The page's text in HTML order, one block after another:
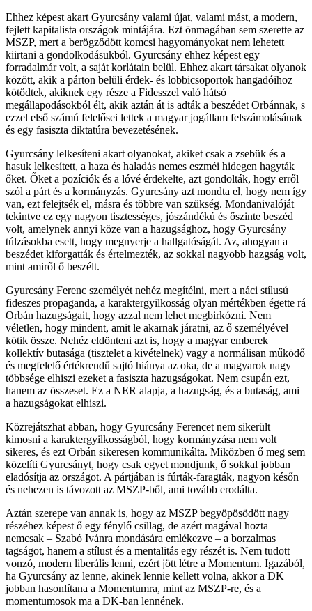
Ehhez képest akart Gyurcsány valami újat, valami mást, a modern,
fejlett kapitalista országok mintájára. Ezt önmagában sem szerette az
MSZP, mert a berögződött komcsi hagyományokat nem lehetett
kiirtani a gondolkodásukból. Gyurcsány ehhez képest egy
forradalmár volt, a saját korlátain belül. Ehhez akart társakat olyanok
között, akik a párton belüli érdek- és lobbicsoportok hangadóihoz
kötődtek, akiknek egy része a Fidesszel való hátsó
megállapodásokból élt, akik aztán át is adták a beszédet Orbánnak, s
ezzel első számú felelősei lettek a magyar jogállam felszámolásának
és egy fasiszta diktatúra bevezetésének.
Gyurcsány lelkesíteni akart olyanokat, akiket csak a zsebük és a
hasuk lelkesített, a haza és haladás nemes eszméi hidegen hagyták
őket. Őket a pozíciók és a lóvé érdekelte, azt gondolták, hogy erről
szól a párt és a kormányzás. Gyurcsány azt mondta el, hogy nem így
van, ezt felejtsék el, másra és többre van szükség. Mondanivalóját
tekintve ez egy nagyon tisztességes, jószándékú és őszinte beszéd
volt, amelynek annyi köze van a hazugsághoz, hogy Gyurcsány
túlzásokba esett, hogy megnyerje a hallgatóságát. Az, ahogyan a
beszédet kiforgatták és értelmezték, az sokkal nagyobb hazgság volt,
mint amiről ő beszélt.
Gyurcsány Ferenc személyét nehéz megítélni, mert a náci stílusú
fideszes propaganda, a karaktergyilkosság olyan mértékben égette rá
Orbán hazugságait, hogy azzal nem lehet megbirkózni. Nem
véletlen, hogy mindent, amit le akarnak járatni, az ő személyével
kötik össze. Nehéz eldönteni azt is, hogy a magyar emberek
kollektív butasága (tisztelet a kivételnek) vagy a normálisan működő
és megfelelő értékrendű sajtó hiánya az oka, de a magyarok nagy
többsége elhiszi ezeket a fasiszta hazugságokat. Nem csupán ezt,
hanem az összeset. Ez a NER alapja, a hazugság, és a butaság, ami
a hazugságokat elhiszi.
Közrejátszhat abban, hogy Gyurcsány Ferencet nem sikerült
kimosni a karaktergyilkosságból, hogy kormányzása nem volt
sikeres, és ezt Orbán sikeresen kommunikálta. Miközben ő meg sem
közelíti Gyurcsányt, hogy csak egyet mondjunk, ő sokkal jobban
eladósítja az országot. A pártjában is fúrták-faragták, nagyon későn
és nehezen is távozott az MSZP-ből, ami tovább erodálta.
Aztán szerepe van annak is, hogy az MSZP begyöpösödött nagy
részéhez képest ő egy fénylő csillag, de azért magával hozta
nemcsak – Szabó Ivánra mondására emlékezve – a borzalmas
tagságot, hanem a stílust és a mentalitás egy részét is. Nem tudott
vonzó, modern liberális lenni, ezért jött létre a Momentum. Igazából,
ha Gyurcsány az lenne, akinek lennie kellett volna, akkor a DK
jobban hasonlítana a Momentumra, mint az MSZP-re, és a
momentumosok ma a DK-ban lennének.